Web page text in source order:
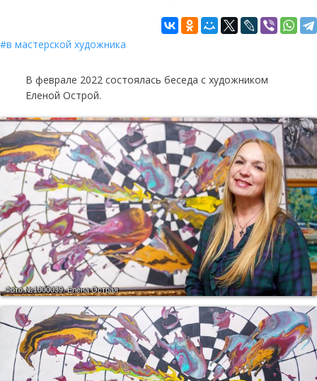
в мастерской художника
В феврале 2022 состоялась беседа с художником
Еленой Острой.
Фото №1000039.Елена Острая